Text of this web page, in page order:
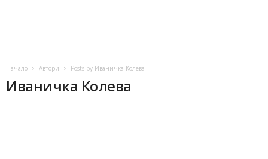
Начало Автори Posts by Иваничка Колева
Иваничка Колева